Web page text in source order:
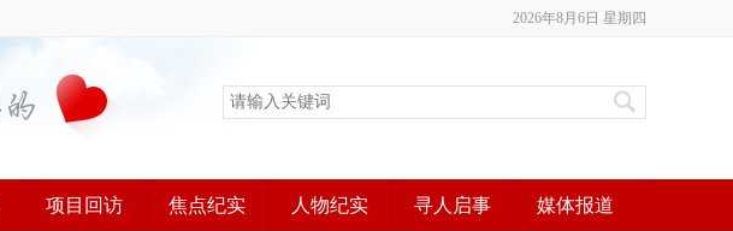
2026年8月6日 星期四
项目回访 焦点纪实 人物纪实 寻人启事 媒体报道